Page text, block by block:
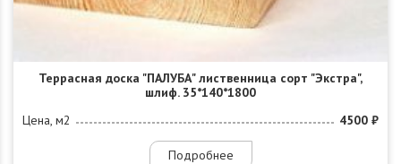
Террасная доска "ПАЛУБА" лиственница сорт "Экстра",
шлиф. 35*140*1800
Цена, м2
4500 ₽
Подробнее